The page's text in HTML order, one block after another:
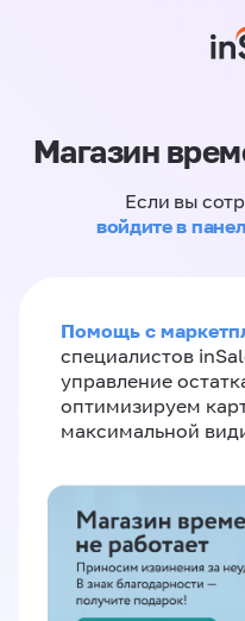
Магазин
Если вы
войдите в
Помощь с
специалистов
управление
оптимизируем
максимальной